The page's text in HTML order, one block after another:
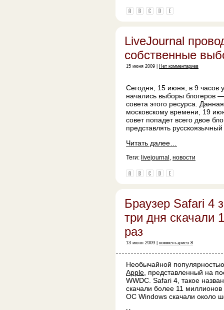
LiveJournal
собственные
15 июня 2009 | Нет комментариев
Сегодня, 15 июня, в 9 часов
начались выборы блогеров
совета этого ресурса.
московскому времени, 19
совет попадет всего двое
представлять
Читать далее…
Теги: livejournal , новости
Браузер Safari 4
три дня скачали
раз
13 июня 2009 | комментариев 8
Необычайной
Apple , представленный на
WWDC. Safari 4, такое
скачали более 11
ОС Windows скачали около